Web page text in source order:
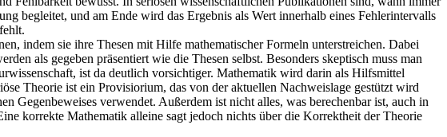
begleitet, und am Ende wird das Ergebnis als Wert innerhalb eines Fehlerintervalls
indem sie ihre Thesen mit Hilfe mathematischer Formeln unterstreichen. Dabei
als gegeben präsentiert wie die Thesen selbst. Besonders skeptisch muss man
ist da deutlich vorsichtiger. Mathematik wird darin als Hilfsmittel
Theorie ist ein Provisiorium, das von der aktuellen Nachweislage gestützt wird
Gegenbeweises verwendet. Außerdem ist nicht alles, was berechenbar ist, auch in
korrekte Mathematik alleine sagt jedoch nichts über die Korrektheit der Theorie